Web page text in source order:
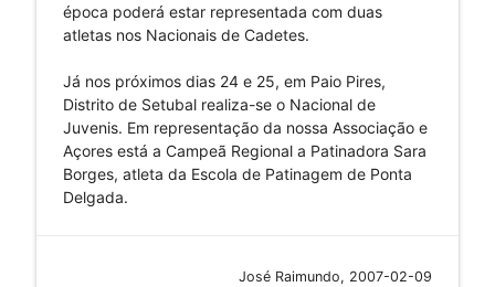
época poderá estar representada com duas
atletas nos Nacionais de Cadetes.
Já nos próximos dias 24 e 25, em Paio Pires,
Distrito de Setubal realiza-se o Nacional de
Juvenis. Em representação da nossa Associação e
Açores está a Campeã Regional a Patinadora Sara
Borges, atleta da Escola de Patinagem de Ponta
Delgada.
José Raimundo, 2007-02-09